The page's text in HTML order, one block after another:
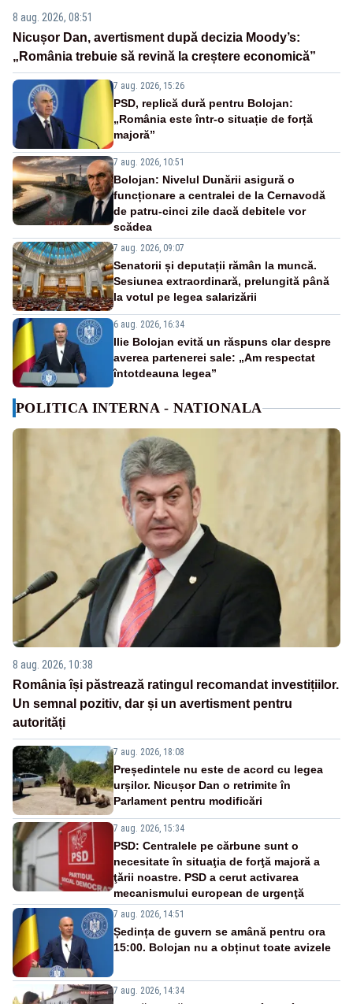
8 aug. 2026, 08:51
Nicușor Dan, avertisment după decizia Moody’s:
„România trebuie să revină la creștere economică”
7 aug. 2026, 15:26
PSD, replică dură pentru Bolojan:
„România este într-o situație de forță
majoră”
7 aug. 2026, 10:51
Bolojan: Nivelul Dunării asigură o
funcționare a centralei de la Cernavodă
de patru-cinci zile dacă debitele vor
scădea
7 aug. 2026, 09:07
Senatorii și deputații rămân la muncă.
Sesiunea extraordinară, prelungită până
la votul pe legea salarizării
6 aug. 2026, 16:34
Ilie Bolojan evită un răspuns clar despre
averea partenerei sale: „Am respectat
întotdeauna legea”
POLITICA INTERNA - NATIONALA
8 aug. 2026, 10:38
România își păstrează ratingul recomandat investițiilor.
Un semnal pozitiv, dar și un avertisment pentru
autorități
7 aug. 2026, 18:08
Președintele nu este de acord cu legea
urșilor. Nicușor Dan o retrimite în
Parlament pentru modificări
7 aug. 2026, 15:34
PSD: Centralele pe cărbune sunt o
necesitate în situaţia de forţă majoră a
ţării noastre. PSD a cerut activarea
mecanismului european de urgenţă
7 aug. 2026, 14:51
Ședința de guvern se amână pentru ora
15:00. Bolojan nu a obținut toate avizele
7 aug. 2026, 14:34